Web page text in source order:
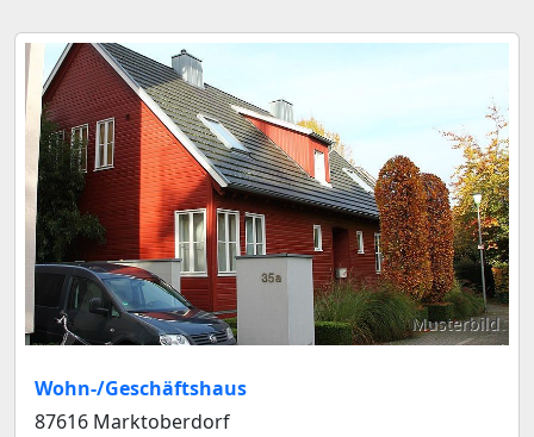
Musterbild
Wohn-/Geschäftshaus
87616 Marktoberdorf